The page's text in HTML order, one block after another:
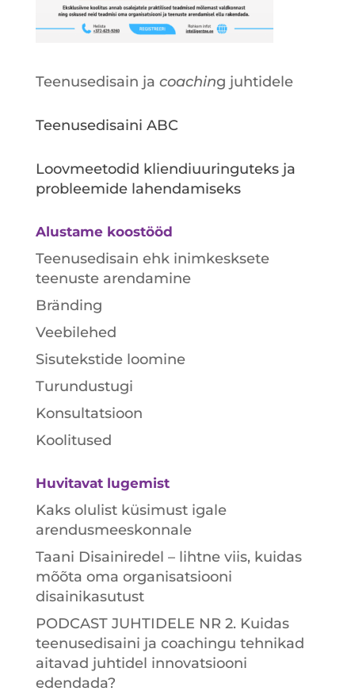
Teenusedisain ja coaching juhtidele
Teenusedisaini ABC
Loovmeetodid kliendiuuringuteks ja
probleemide lahendamiseks
Alustame koostööd
Teenusedisain ehk inimkesksete
teenuste arendamine
Bränding
Veebilehed
Sisutekstide loomine
Turundustugi
Konsultatsioon
Koolitused
Huvitavat lugemist
Kaks olulist küsimust igale
arendusmeeskonnale
Taani Disainiredel – lihtne viis, kuidas
mõõta oma organisatsiooni
disainikasutust
PODCAST JUHTIDELE NR 2. Kuidas
teenusedisaini ja coachingu tehnikad
aitavad juhtidel innovatsiooni
edendada?